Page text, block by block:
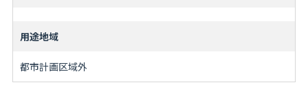
用途地域
都市計画区域外